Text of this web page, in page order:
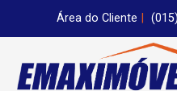
Área do Cliente